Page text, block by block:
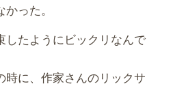
った。
したようにビックリなんで
時に、作家さんのリックサ